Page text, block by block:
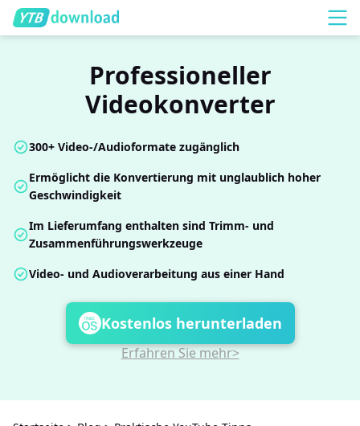
Professioneller
Videokonverter
300+ Video-/Audioformate zugänglich
Ermöglicht die Konvertierung mit unglaublich hoher
Geschwindigkeit
Im Lieferumfang enthalten sind Trimm- und
Zusammenführungswerkzeuge
Video- und Audioverarbeitung aus einer Hand
Kostenlos herunterladen
Erfahren Sie mehr>